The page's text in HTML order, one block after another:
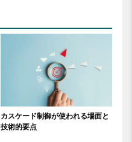
カスケード制御が使われる場面と
技術的要点